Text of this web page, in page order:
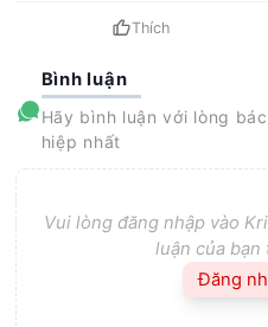
Thích
Bình luận
Hãy bình luận với lòng
hiệp nhất
Vui lòng đăng nhập vào
luận của
Đăng